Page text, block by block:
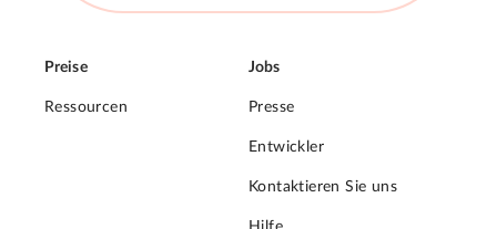
Preise
Ressourcen
Jobs
Presse
Entwickler
Kontaktieren Sie uns